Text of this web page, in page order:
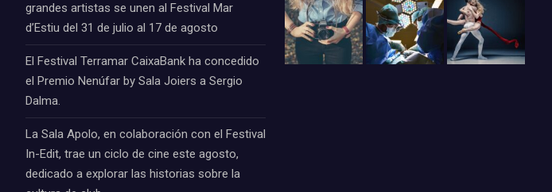
grandes artistas se unen al Festival Mar
d’Estiu del 31 de julio al 17 de agosto
El Festival Terramar CaixaBank ha concedido
el Premio Nenúfar by Sala Joiers a Sergio
Dalma.
La Sala Apolo, en colaboración con el Festival
In-Edit, trae un ciclo de cine este agosto,
dedicado a explorar las historias sobre la